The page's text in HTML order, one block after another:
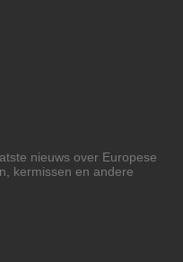
nieuws over Europese
kermissen en andere